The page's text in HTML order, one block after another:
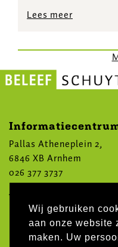
Wij gebruiken
aan onze website
maken. Uw
Lees meer
Pallas Atheneplein 2,
6846 XB Arnhem
026 377 3737
Volg ons op social